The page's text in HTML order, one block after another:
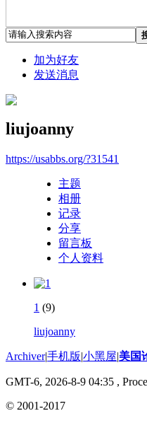
加为好友
发送消息
liujoanny
https://usabbs.org/?31541
主题
相册
记录
分享
留言板
个人资料
1 (9)
liujoanny
Archiver|手机版|小黑屋|美国
GMT-6, 2026-8-9 04:35 ,
© 2001-2017